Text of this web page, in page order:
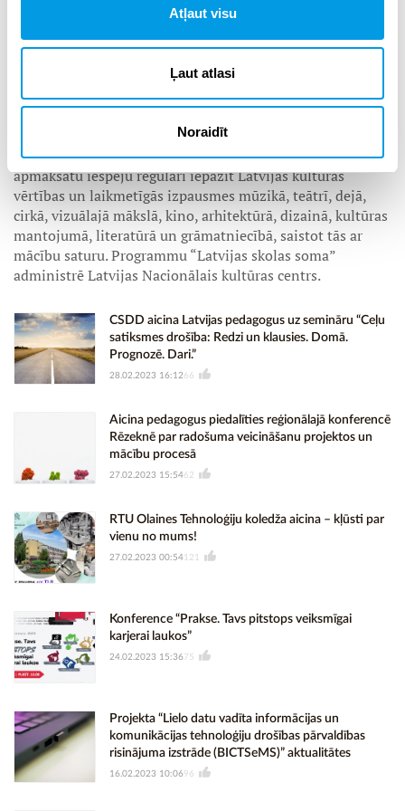
Atļaut visu
Ļaut atlasi
Noraidīt
pieredzējuši citus kultūras notikumus.
Ministru kabineta rīkojums “Par valsts budžeta
” īstenošanai 2022./2023. mācību gada otrajā
semestrī”:
Kopš 2018. gada rudens kultūrizglītības programma
“Latvijas skolas soma” skolēniem nodrošina valsts
apmaksātu iespēju regulāri iepazīt Latvijas kultūras
vērtības un laikmetīgās izpausmes mūzikā, teātrī, dejā,
cirkā, vizuālajā mākslā, kino, arhitektūrā, dizainā, kultūras
mantojumā, literatūrā un grāmatniecībā, saistot tās ar
mācību saturu. Programmu “Latvijas skolas soma”
administrē Latvijas Nacionālais kultūras centrs.
CSDD aicina Latvijas pedagogus uz semināru “Ceļu
satiksmes drošība: Redzi un klausies. Domā.
Prognozē. Dari.”
28.02.2023 16:12 66
Aicina pedagogus piedalīties reģionālajā konferencē
Rēzeknē par radošuma veicināšanu projektos un
mācību procesā
27.02.2023 15:5462
RTU Olaines Tehnoloģiju koledža aicina – kļūsti par
vienu no mums!
27.02.2023 00:54121
Konference “Prakse. Tavs pitstops veiksmīgai
karjerai laukos”
24.02.2023 15:3675
Projekta “Lielo datu vadīta informācijas un
komunikācijas tehnoloģiju drošības pārvaldības
risinājuma izstrāde (BICTSeMS)” aktualitātes
16.02.2023 10:0696